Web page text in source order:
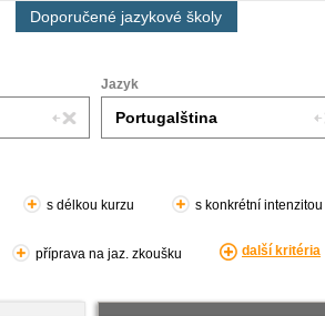
Doporučené jazykové školy
Jazyk
s délkou kurzu s konkrétní
příprava na jaz. zkoušku další kritéria